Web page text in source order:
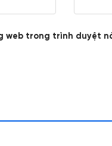
web trong trình duyệt